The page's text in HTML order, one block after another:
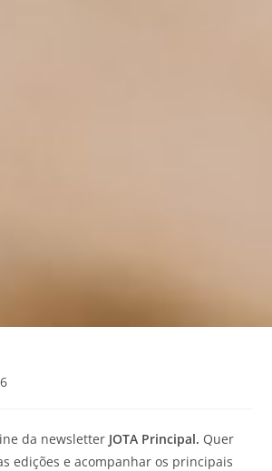
da newsletter JOTA Principal. Quer
edições e acompanhar os principais